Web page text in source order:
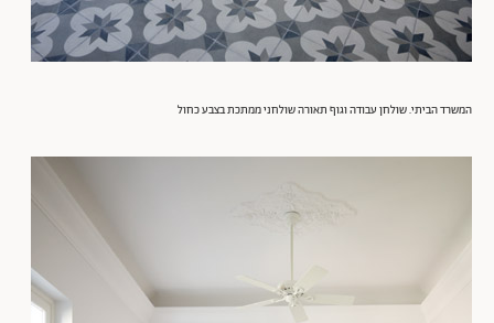
המשרד הביתי. שולחן עבודה גוף תאורה שולחני ממתכת בצבע כחול